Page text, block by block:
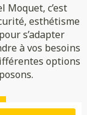
c’est
esthétisme
s’adapter
à vos besoins
options